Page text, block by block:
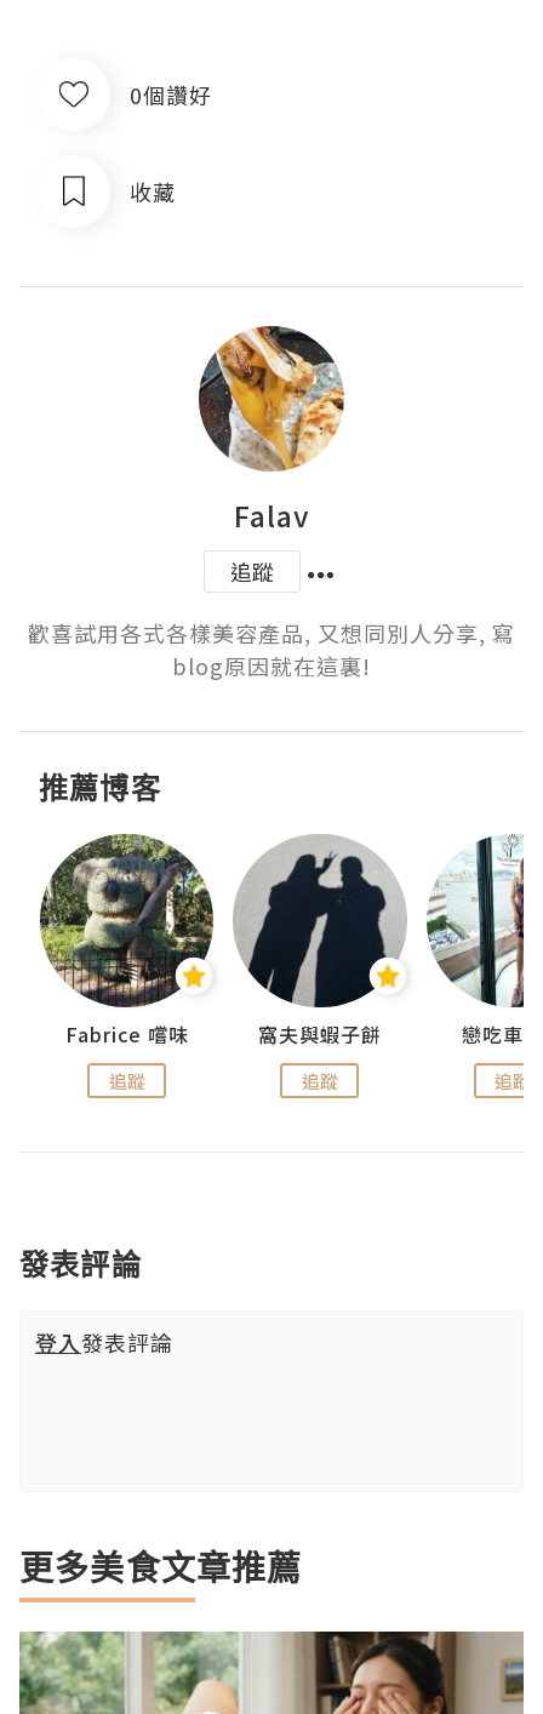
0個讚好
收藏
Falav
追蹤
歡喜試用各式各樣美容產品, 又想同別人分享, 寫
blog原因就在這裏!
推薦博客
Fabrice 嚐味
追蹤
窩夫與蝦子餅
追蹤
戀吃車
追蹤
發表評論
登入發表評論
更多美食文章推薦